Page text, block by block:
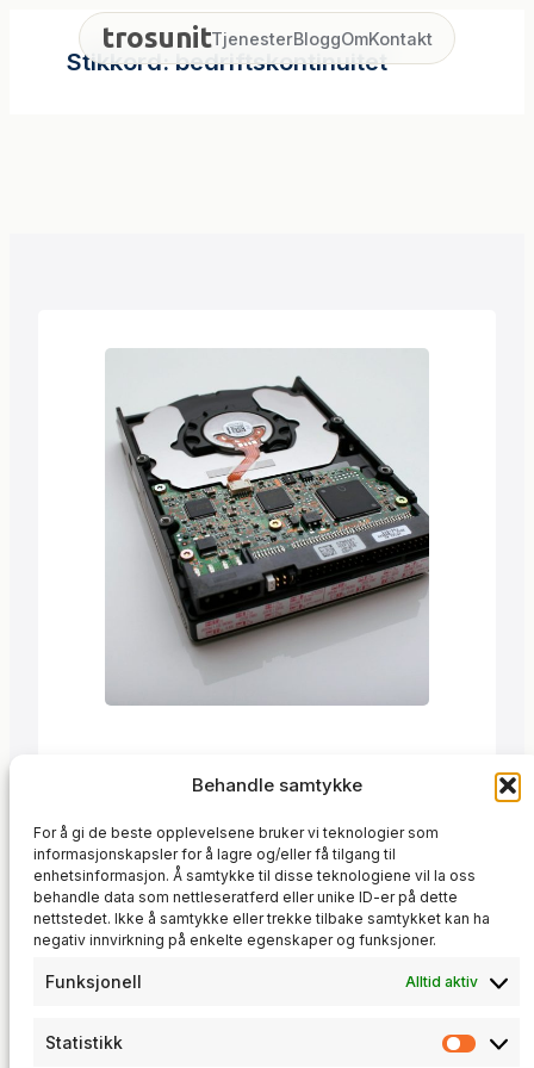
Behandle samtykke
For å gi de beste opplevelsene bruker vi teknologier som
informasjonskapsler for å lagre og/eller få tilgang til
enhetsinformasjon. Å samtykke til disse teknologiene vil la oss
behandle data som nettleseratferd eller unike ID-er på dette
nettstedet. Ikke å samtykke eller trekke tilbake samtykket kan ha
negativ innvirkning på enkelte egenskaper og funksjoner.
Funksjonell Alltid aktiv
Statistikk
Stikkord:bedriftskontinuitet
En kunde opplevde et datakrasj i
påsken og mistet viktige data. De
hadde ikke gode nok backuprutiner.
Jeg rykket ut, sikret det som var igjen,
og satte opp et skikkelig
backupsystem. Hva jeg leverte Kunden
har nå et system som kjører automatisk
dataproblemer.
Backup , IT-Sikkerhet
trosunitTjenesterBloggOmKontakt